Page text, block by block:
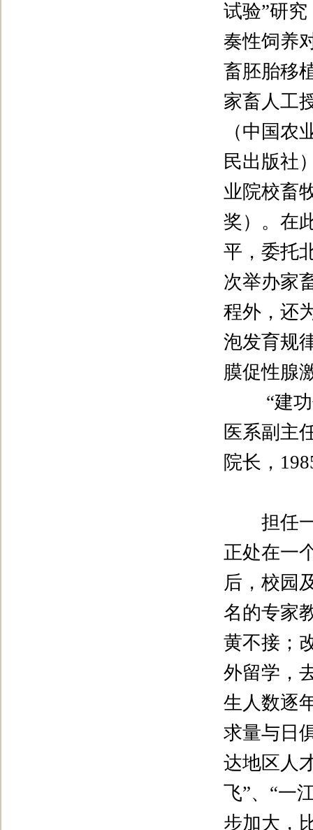
试验”研究
奏性饲养
畜胚胎移
家畜人工
（中国
民出版社
业院校畜
奖）。在
平，委托
次举办家
程外，还
泡发育规
膜促性腺
“建
医系副主
院长，
担任一
正处在一
后，校园
名的专家
黄不接；
外留学，
生人数逐
求量与日
达地区人
飞”、 “一
步加大，